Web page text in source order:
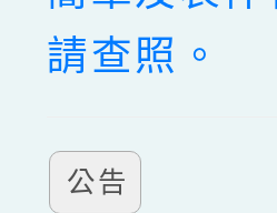
請查照。
公告